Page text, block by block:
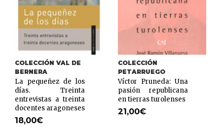
COLECCIÓN VAL DE
BERNERA
La pequeñez de los
días. Treinta
entrevistas a treinta
docentes aragoneses
18,00€
COLECCIÓN
PETARRUEGO
Víctor Pruneda: Una
pasión republicana
en tierras turolenses
21,00€